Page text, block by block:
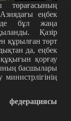
төрағасының
еңбек
бұл жаңа
Қазір
құрылған төрт
да, еңбек
қорғау
басшылары